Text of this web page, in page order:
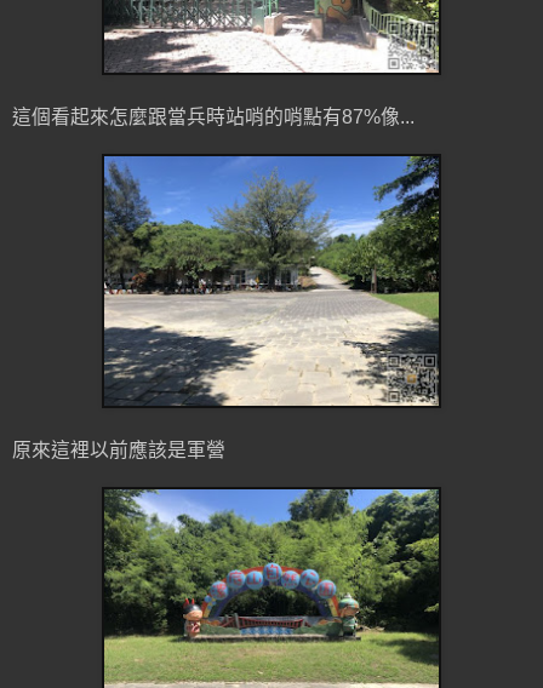
這個看起來怎麼跟當兵時站哨的哨點有87%像...
原來這裡以前應該是軍營